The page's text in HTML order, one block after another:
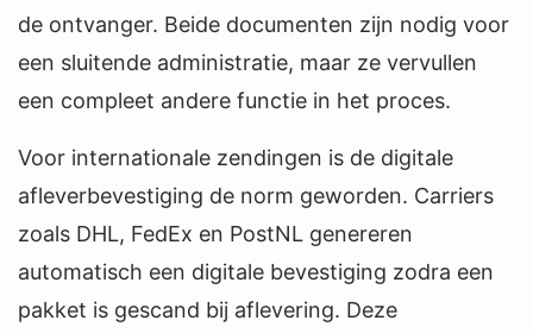
de ontvanger. Beide documenten zijn nodig voor
een sluitende administratie, maar ze vervullen
een compleet andere functie in het proces.
Voor internationale zendingen is de digitale
afleverbevestiging de norm geworden. Carriers
zoals DHL, FedEx en PostNL genereren
automatisch een digitale bevestiging zodra een
pakket is gescand bij aflevering. Deze